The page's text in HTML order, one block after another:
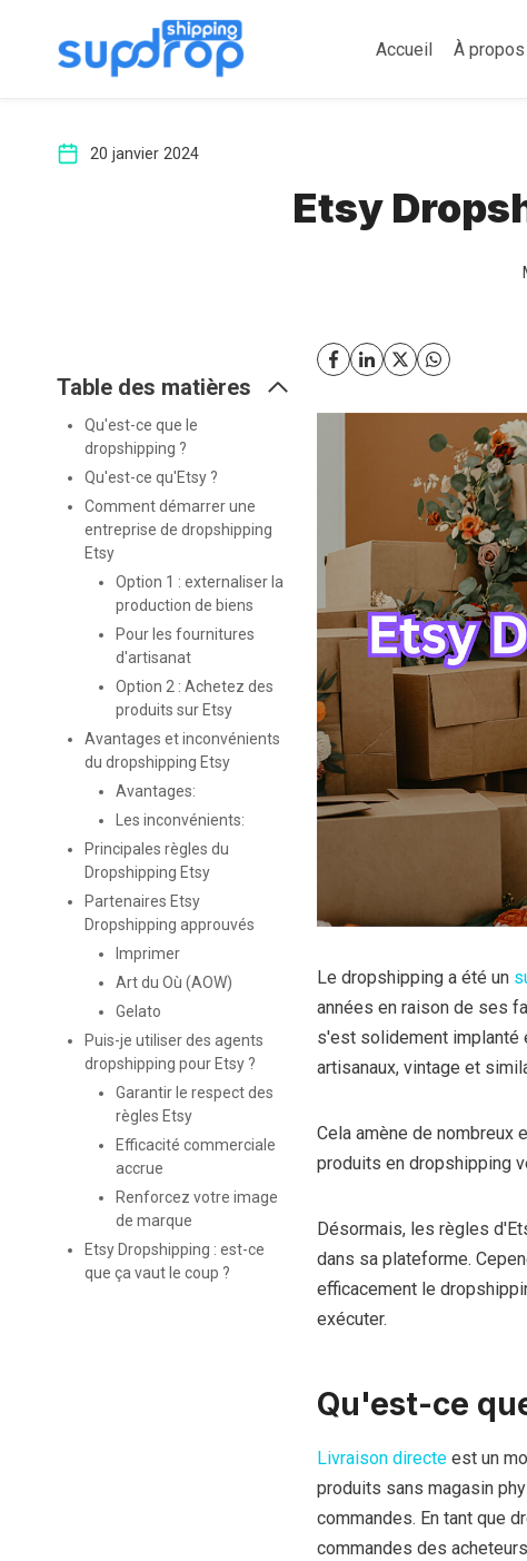
Accueil À
20 janvier 2024
Etsy
Table des matières
Qu'est-ce que le
dropshipping ?
Qu'est-ce qu'Etsy ?
Comment démarrer une
entreprise de dropshipping
Etsy
Option 1 : externaliser la
production de biens
Pour les fournitures
d'artisanat
Option 2 : Achetez des
produits sur Etsy
Avantages et inconvénients
du dropshipping Etsy
Avantages:
Les inconvénients:
Principales règles du
Dropshipping Etsy
Partenaires Etsy
Dropshipping approuvés
Imprimer
Art du Où (AOW)
Gelato
Puis-je utiliser des agents
dropshipping pour Etsy ?
Garantir le respect des
règles Etsy
Efficacité commerciale
accrue
Renforcez votre image
de marque
Etsy Dropshipping : est-ce
que ça vaut le coup ?
Le dropshipping a été un
années en raison de ses
s'est solidement implanté
artisanaux, vintage et
Cela amène de nombreux
produits en dropshipping
Désormais, les règles
dans sa plateforme.
efficacement le
exécuter.
Qu'est-ce
Livraison directeest un
produits sans magasin
commandes. En tant que
commandes des